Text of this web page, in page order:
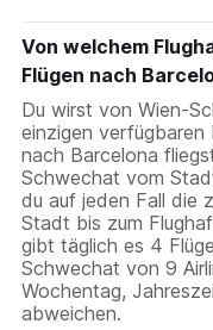
Von welchem
Flügen nach
Du wirst von Wien-
einzigen verfügbaren
nach Barcelona
Schwechat vom
du auf jeden Fall die
Stadt bis zum
gibt täglich es 4
Schwechat von 9
Wochentag,
abweichen.